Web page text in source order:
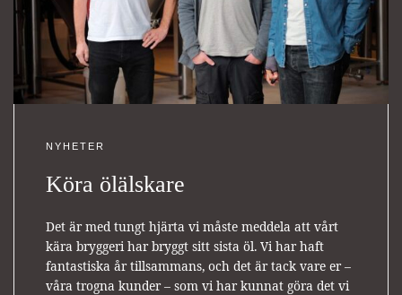
NYHETER
Köra ölälskare
Det är med tungt hjärta vi måste meddela att vårt
kära bryggeri har bryggt sitt sista öl. Vi har haft
fantastiska år tillsammans, och det är tack vare er –
våra trogna kunder – som vi har kunnat göra det vi